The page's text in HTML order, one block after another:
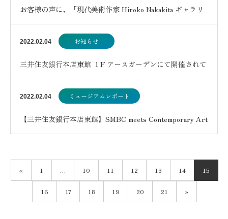
お客様の声に、「現代美術作家 Hiroko Nakakita ギャラリ
ーオーナー 中北紘子様」を追…
2022.02.04 お知らせ
三井住友銀行本店東館 １F アースガーデンにて開催されて
いる「SMBC meets Contempo…
2022.02.04 ミュージアムレポート
【三井住友銀行本店東館】SMBC meets Contemporary Art
« 1 … 10 11 12 13 14 15
16 17 18 19 20 21 »